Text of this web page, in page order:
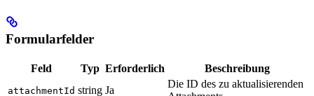
Formularfelder
Feld Typ Erforderlich Beschreibung
attachmentId string Ja
Die ID des zu aktualisierenden